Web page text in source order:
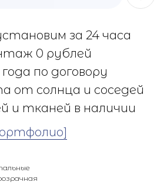
за 24 часа
0 рублей
по договору
от солнца и соседей
и тканей в наличии